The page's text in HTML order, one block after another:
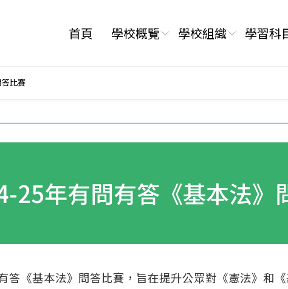
首頁 學校概覽 學校組織 學習科
比賽
25年有問有答《基本法》
答《基本法》問答比賽，旨在提升公眾對《憲法》和